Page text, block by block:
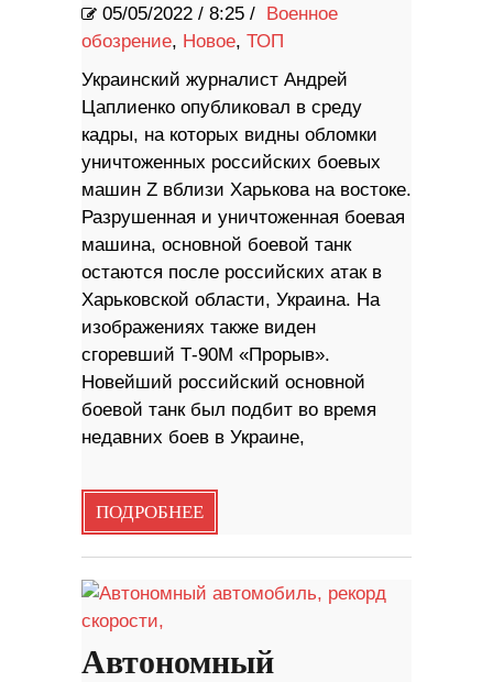
05/05/2022 / 8:25 /
Военное
обозрение, Новое, ТОП
Украинский журналист Андрей
Цаплиенко опубликовал в среду
кадры, на которых видны обломки
уничтоженных российских боевых
машин Z вблизи Харькова на востоке.
Разрушенная и уничтоженная боевая
машина, основной боевой танк
остаются после российских атак в
Харьковской области, Украина. На
изображениях также виден
сгоревший Т-90М «Прорыв».
Новейший российский основной
боевой танк был подбит во время
недавних боев в Украине,
ПОДРОБНЕЕ
Автономный